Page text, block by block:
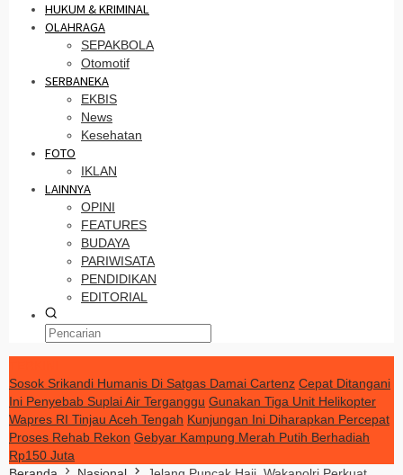
HUKUM & KRIMINAL
OLAHRAGA
SEPAKBOLA
Otomotif
SERBANEKA
EKBIS
News
Kesehatan
FOTO
IKLAN
LAINNYA
OPINI
FEATURES
BUDAYA
PARIWISATA
PENDIDIKAN
EDITORIAL
Sosok Srikandi Humanis Di Satgas Damai Cartenz Cepat Ditangani
Ini Penyebab Suplai Air Terganggu Gunakan Tiga Unit Helikopter
Wapres RI Tinjau Aceh Tengah Kunjungan Ini Diharapkan Percepat
Proses Rehab Rekon Gebyar Kampung Merah Putih Berhadiah
Rp150 Juta